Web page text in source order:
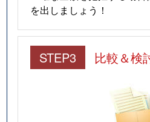
を出しましょう！
STEP3 比較＆検